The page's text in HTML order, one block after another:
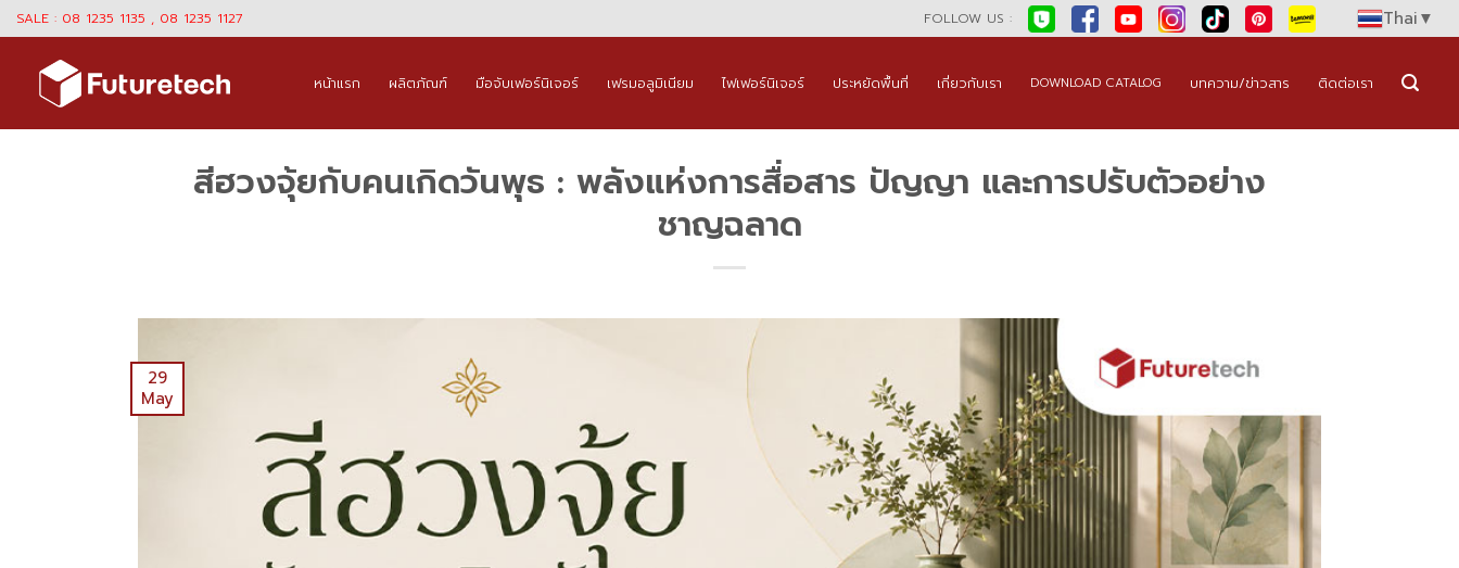
Skip
to
content
SALE : 08 1235 1135 , 08 1235 1127 FOLLOW US : Thai▼
หน้าแรก ผลิตภัณฑ์ มือจับเฟอร์นิเจอร์ เฟรมอลูมิเนียม ไฟเฟอร์นิเจอร์ ประหยัดพื้นที่ เกี่ยวกับเรา DOWNLOAD CATALOG บทความ/ข่าวสาร ติดต่อเรา
สีฮวงจุ้ยกับคนเกิดวันพุธ : พลังแห่งการสื่อสาร ปัญญา และการปรับตัวอย่าง
ชาญฉลาด
29
May